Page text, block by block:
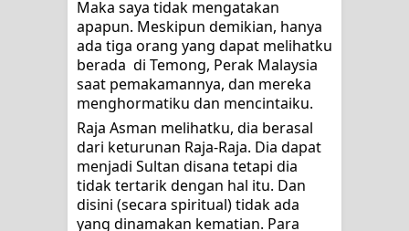
Maka saya tidak mengatakan
apapun. Meskipun demikian, hanya
ada tiga orang yang dapat melihatku
berada  di Temong, Perak Malaysia
saat pemakamannya, dan mereka
menghormatiku dan mencintaiku.
Raja Asman melihatku, dia berasal
dari keturunan Raja-Raja. Dia dapat
menjadi Sultan disana tetapi dia
tidak tertarik dengan hal itu. Dan
disini (secara spiritual) tidak ada
yang dinamakan kematian. Para